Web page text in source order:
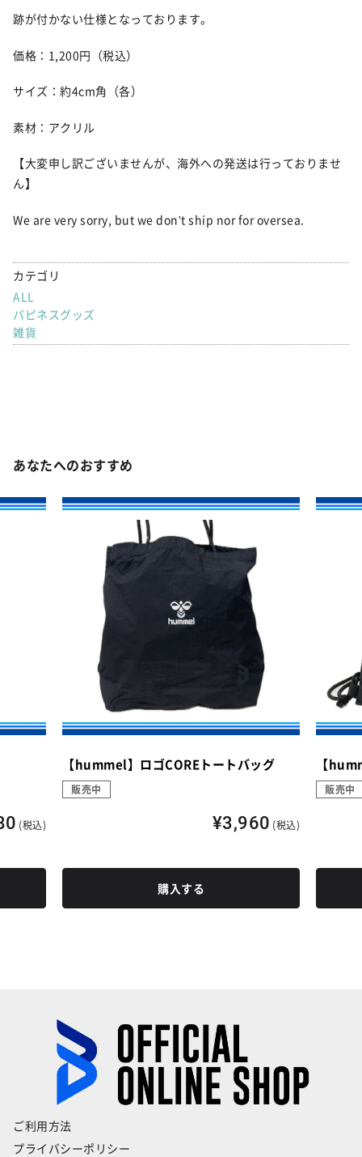
跡が付かない仕様となっております。
価格：1,200円（税込）
サイズ：約4cm角（各）
素材：アクリル
【大変申し訳ございませんが、海外への発送は行っておりませ
ん】
We are very sorry, but we don't ship nor for oversea.
カテゴリ
ALL
パピネスグッズ
雑貨
あなたへのおすすめ
(税込)
【hummel】ロゴCOREトートバッグ
販売中
¥3,960 (税込)
購入する
【
販売中
ご利用方法
プライバシーポリシー